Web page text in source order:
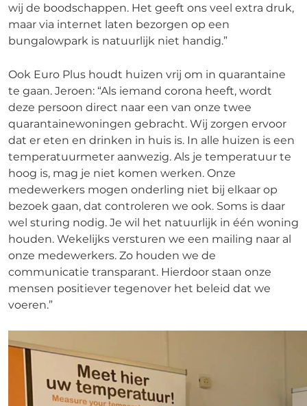
wij de boodschappen. Het geeft ons veel extra druk,
maar via internet laten bezorgen op een
bungalowpark is natuurlijk niet handig.”
Ook Euro Plus houdt huizen vrij om in quarantaine
te gaan. Jeroen: “Als iemand corona heeft, wordt
deze persoon direct naar een van onze twee
quarantainewoningen gebracht. Wij zorgen ervoor
dat er eten en drinken in huis is. In alle huizen is een
temperatuurmeter aanwezig. Als je temperatuur te
hoog is, mag je niet komen werken. Onze
medewerkers mogen onderling niet bij elkaar op
bezoek gaan, dat controleren we ook. Soms is daar
wel sturing nodig. Je wil het natuurlijk in één woning
houden. Wekelijks versturen we een mailing naar al
onze medewerkers. Zo houden we de
communicatie transparant. Hierdoor staan onze
mensen positiever tegenover het beleid dat we
voeren.”